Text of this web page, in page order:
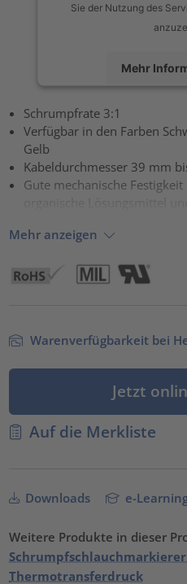
Sie der Nutzung des
Mehr
powered by Usercentrics
Schrumpfrate 3:1
Verfügbar in den Farben
Gelb
Kabeldurchmesser 39 mm
Gute mechanische
Mehr anzeigen
Warenverfügbarkeit bei
Jetzt
Auf die Merkliste
Downloads e-
Weitere Produkte in dieser
Thermotransferdruck